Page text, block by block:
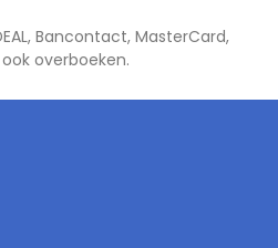
Bancontact, MasterCard,
overboeken.